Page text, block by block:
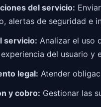
del servicio:
alertas de seguridad e
servicio: Analizar el uso
del usuario y
legal: Atender
y cobro: Gestionar las